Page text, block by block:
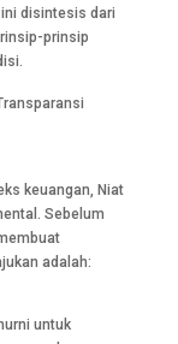
disintesis dari
prinsip
keuangan, Niat
Sebelum
adalah:
untuk